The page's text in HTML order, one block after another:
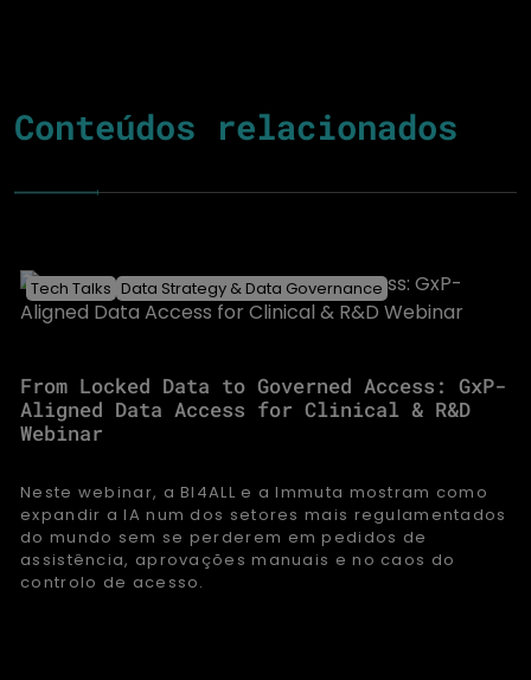
Conteúdos relacionados
Tech Talks Data Strategy & Data Governance
From Locked Data to Governed Access: GxP-
Aligned Data Access for Clinical & R&D
Webinar
Neste webinar, a BI4ALL e a Immuta mostram como
expandir a IA num dos setores mais regulamentados
do mundo sem se perderem em pedidos de
assistência, aprovações manuais e no caos do
controlo de acesso.